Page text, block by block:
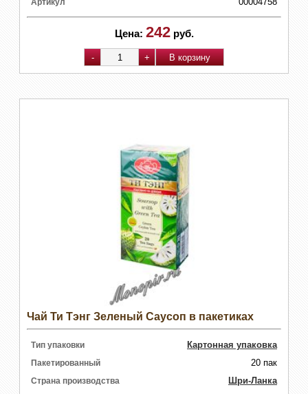
Артикул
Цена: 242 руб.
Чай Ти Тэнг Зеленый Саусоп в пакетиках
Тип упаковки Картонная упаковка
Пакетированный 20 пак
Страна производства Шри-Ланка